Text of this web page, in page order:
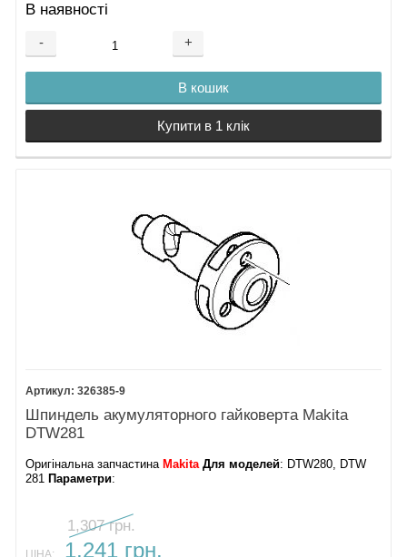
В наявності
- +
В кошик
Купити в 1 клік
326385-9
Шпиндель акумуляторного гайковерта Makita
DTW281
Оригінальна запчастина Makita Для моделей: DTW280, DTW
281 Параметри:
1,307 грн.
ЦІНА: 1,241 грн.